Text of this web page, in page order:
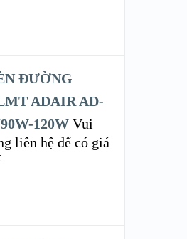
ĐƯỜNG
ADAIR AD-
120W Vui
liên hệ để có giá